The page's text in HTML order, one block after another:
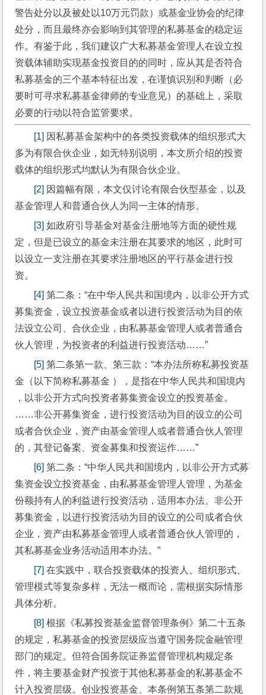
警告处分以及被处以10万元罚款）或基金业协会的纪律
处分，而且最终亦会影响到其管理的私募基金的稳定运
作。有鉴于此，我们建议广大私募基金管理人在设立投
资载体辅助实现基金投资目的的同时，应从其是否符合
私募基金的三个基本特征出发，在谨慎识别和判断（必
要时可寻求私募基金律师的专业意见）的基础上，采取
必要的行动以符合监管要求。
[1] 因私募基金架构中的各类投资载体的组织形式大
多为有限合伙企业，如无特别说明，本文所介绍的投资
载体的组织形式均默认为有限合伙企业。
[2] 因篇幅有限，本文仅讨论有限合伙型基金，以及
基金管理人和普通合伙人为同一主体的情形。
[3] 如政府引导基金对基金注册地等方面的硬性规
定，但是已设立的基金未注册在其要求的地区，此时可
以设立一支注册在其要求注册地区的平行基金进行投
资。
[4] 第二条：“在中华人民共和国境内，以非公开方式
募集资金，设立投资基金或者以进行投资活动为目的依
法设立公司、合伙企业，由私募基金管理人或者普通合
伙人管理，为投资者的利益进行投资活动……”
[5] 第二条第一款、第三款：“本办法所称私募投资基
金（以下简称私募基金 ），是指在中华人民共和国境内
，以非公开方式向投资者募集资金设立的投资基金。
……非公开募集资金，进行投资活动为目的设立的公司
或者合伙企业，资产由基金管理人或者普通合伙人管理
的，其登记备案、资金募集和投资运作……”
[6] 第二条：“中华人民共和国境内，以非公开方式募
集资金设立投资基金，由私募基金管理人管理，为基金
份额持有人的利益进行投资活动，适用本办法。非公开
募集资金，以进行投资活动为目的设立的公司或者合伙
企业，资产由私募基金管理人或者普通合伙人管理的，
其私募基金业务活动适用本办法。”
[7] 在实践中，联合投资载体的投资人、组织形式、
管理模式等复杂多样，无法一概而论，需根据实际情形
具体分析。
[8] 根据《私募投资基金监督管理条例》第二十五条
的规定，私募基金的投资层级应当遵守国务院金融管理
部门的规定。但符合国务院证券监督管理机构规定条
件，将主要基金财产投资于其他私募基金的私募基金不
计入投资层级。创业投资基金、本条例第五条第二款规